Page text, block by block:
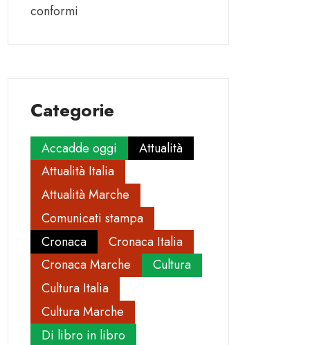
conformi
Categorie
Accadde oggi
Attualità
Attualità Italia
Attualità Marche
Comunicati stampa
Cronaca
Cronaca Italia
Cronaca Marche
Cultura
Cultura Italia
Cultura Marche
Di libro in libro